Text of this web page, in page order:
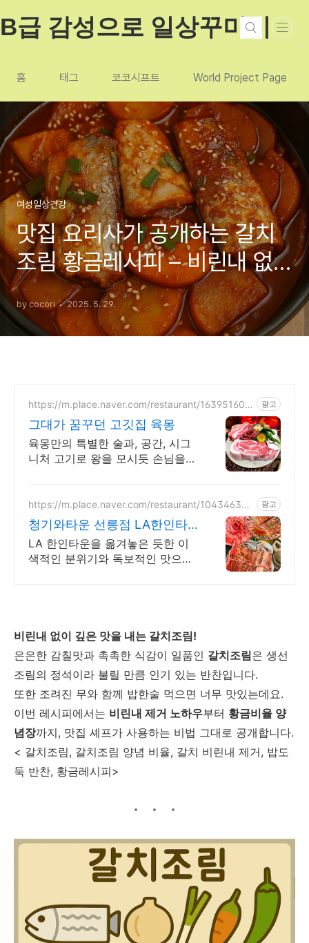
B급 감성으로 일상꾸미기
홈 태그 코코시프트 World Project Page
여성일상건강
맛집 요리사가 공개하는 갈치
조림 황금레시피 – 비린내 없
이 깊은 맛! (양념 비율 완전공
개)
by cocori 2025. 5. 29.
https://m.place.naver.com/restaurant/163951608
광고
그대가 꿈꾸던 고깃집 육몽
육몽만의 특별한 술과, 공간, 시그
니처 고기로 왕을 모시듯 손님을
https://m.place.naver.com/restaurant/104346360
광고
청기와타운 선릉점 LA한인타
운을 통째로 옮긴맛
LA 한인타운을 옮겨놓은 듯한 이
색적인 분위기와 독보적인 맛으로
비린내 없이 깊은 맛을 내는 갈치조림!
은은한 감칠맛과 촉촉한 식감이 일품인 갈치조림은 생선
조림의 정석이라 불릴 만큼 인기 있는 반찬입니다.
또한 조려진 무와 함께 밥한술 먹으면 너무 맛있는데요.
이번 레시피에서는 비린내 제거 노하우부터 황금비율 양
념장까지, 맛집 셰프가 사용하는 비법 그대로 공개합니다.
< 갈치조림, 갈치조림 양념 비율, 갈치 비린내 제거, 밥도
둑 반찬, 황금레시피>